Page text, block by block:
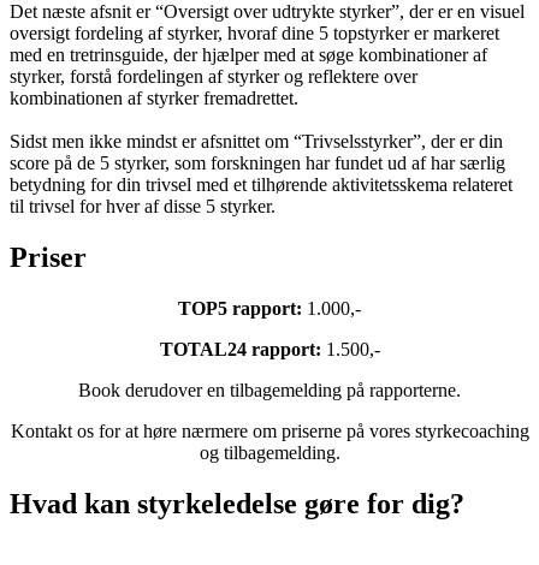
Det næste afsnit er “Oversigt over udtrykte styrker”, der er en visuel
oversigt fordeling af styrker, hvoraf dine 5 topstyrker er markeret
med en tretrinsguide, der hjælper med at søge kombinationer af
styrker, forstå fordelingen af styrker og reflektere over
kombinationen af styrker fremadrettet.
Sidst men ikke mindst er afsnittet om “Trivselsstyrker”, der er din
score på de 5 styrker, som forskningen har fundet ud af har særlig
betydning for din trivsel med et tilhørende aktivitetsskema relateret
til trivsel for hver af disse 5 styrker.
Priser
TOP5 rapport: 1.000,-
TOTAL24 rapport: 1.500,-
Book derudover en tilbagemelding på rapporterne.
Kontakt os for at høre nærmere om priserne på vores styrkecoaching
og tilbagemelding.
Hvad kan styrkeledelse gøre for dig?